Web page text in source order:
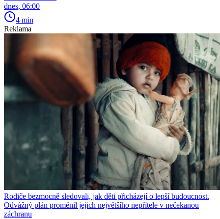
dnes, 06:00
4 min
Reklama
Rodiče bezmocně sledovali, jak děti přicházejí o lepší budoucnost.
Odvážný plán proměnil jejich největšího nepřítele v nečekanou
záchranu